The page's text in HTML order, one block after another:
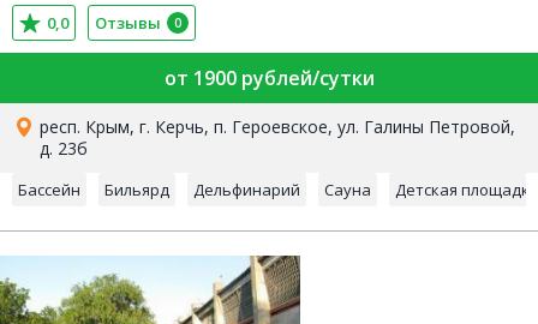
0,0 Отзывы 0
от 1900 рублей/сутки
респ. Крым, г. Керчь, п. Героевское, ул. Галины Петровой,
д. 23б
Бассейн Бильярд Дельфинарий Сауна Детская площадка